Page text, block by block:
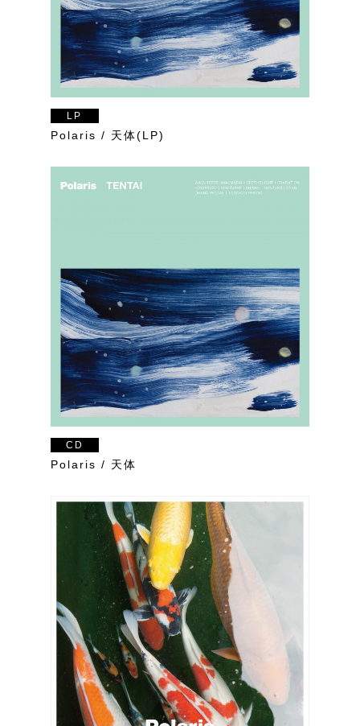
LP
Polaris / 天体(LP)
CD
Polaris / 天体